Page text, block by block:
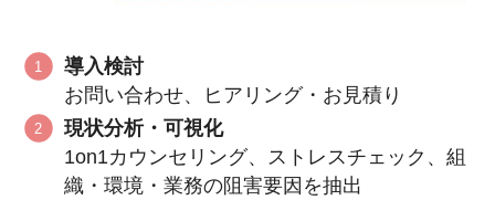
導入検討
お問い合わせ、ヒアリング・お見積り
現状分析・可視化
1on1カウンセリング、ストレスチェック、組
織・環境・業務の阻害要因を抽出